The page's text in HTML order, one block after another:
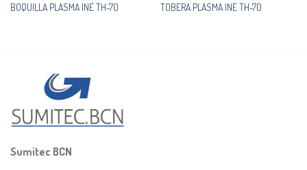
BOQUILLA PLASMA INE TH-70 TOBERA PLASMA INE TH-70
Sumitec BCN